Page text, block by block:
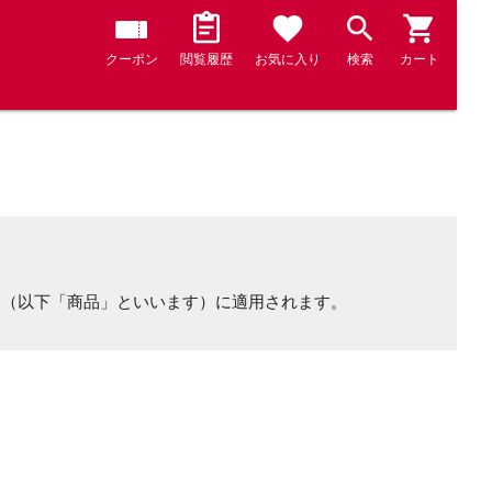
クーポン 閲覧履歴 お気に入り 検索 カート
以下「商品」といいます）に適用されます。